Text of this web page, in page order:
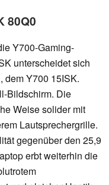
80Q0
Y700-Gaming-
unterscheidet sich
dem Y700 15ISK.
Bildschirm. Die
Weise solider mit
Lautsprechergrille.
gegenüber den 25,9
erbt weiterhin die